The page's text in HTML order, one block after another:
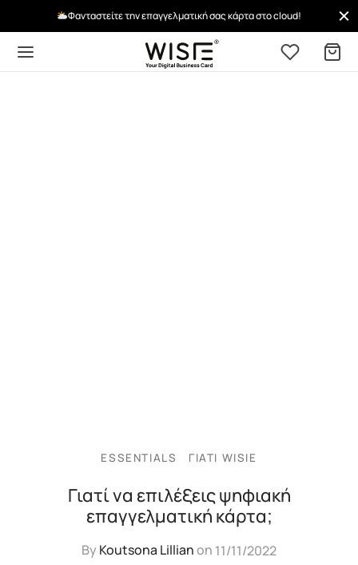
Φανταστείτε την επαγγελματική σας κάρτα στο cloud!
ESSENTIALS ΓΙΑΤΊ WISIE
Γιατί να επιλέξεις ψηφιακή
επαγγελματική κάρτα;
By Koutsona Lillianon 11/11/2022